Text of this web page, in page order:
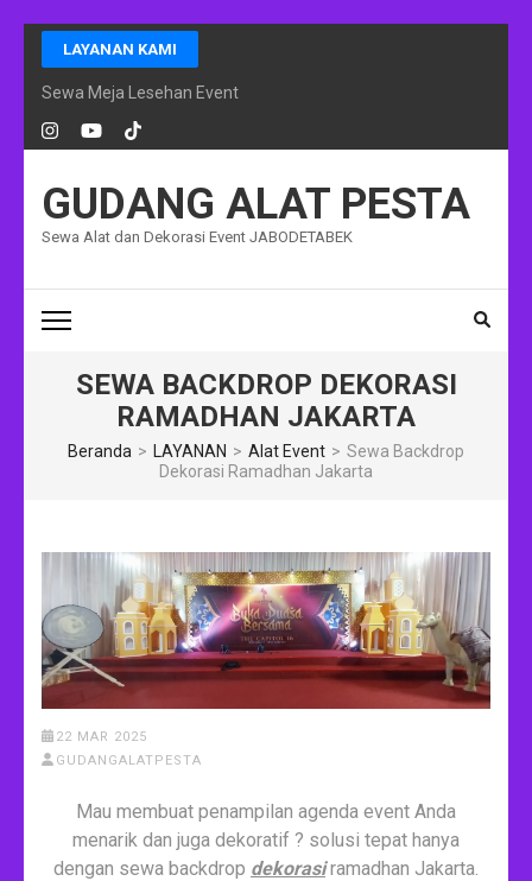
Lompat
ke
konten
(Tekan
Enter)
LAYANAN KAMI
Sewa Meja Lesehan Event Ramadhan Jakarta
GUDANG ALAT PESTA
Sewa Alat dan Dekorasi Event JABODETABEK
SEWA BACKDROP DEKORASI
RAMADHAN JAKARTA
Beranda > LAYANAN > Alat Event > Sewa Backdrop
Dekorasi Ramadhan Jakarta
22 MAR 2025
GUDANGALATPESTA
Mau membuat penampilan agenda event Anda
menarik dan juga dekoratif ? solusi tepat hanya
dengan sewa backdrop dekorasiramadhan Jakarta.